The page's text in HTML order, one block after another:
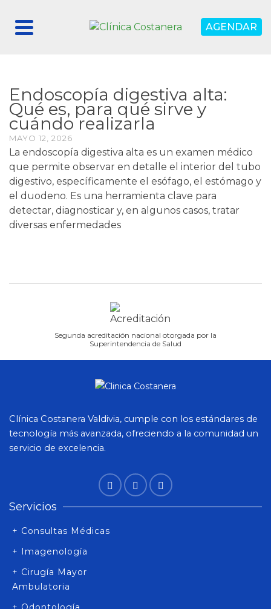
AGENDAR
Endoscopía digestiva alta:
Qué es, para qué sirve y
cuándo realizarla
MAYO 12, 2026
La endoscopía digestiva alta es un examen médico
que permite observar en detalle el interior del tubo
digestivo, específicamente el esófago, el estómago y
el duodeno. Es una herramienta clave para
detectar, diagnosticar y, en algunos casos, tratar
diversas enfermedades
Segunda acreditación nacional otorgada por la
Superintendencia de Salud
Clínica Costanera Valdivia, cumple con los estándares de
tecnología más avanzada, ofreciendo a la comunidad un
servicio de excelencia.
Servicios
+ Consultas Médicas
+ Imagenología
+ Cirugía Mayor
Ambulatoria